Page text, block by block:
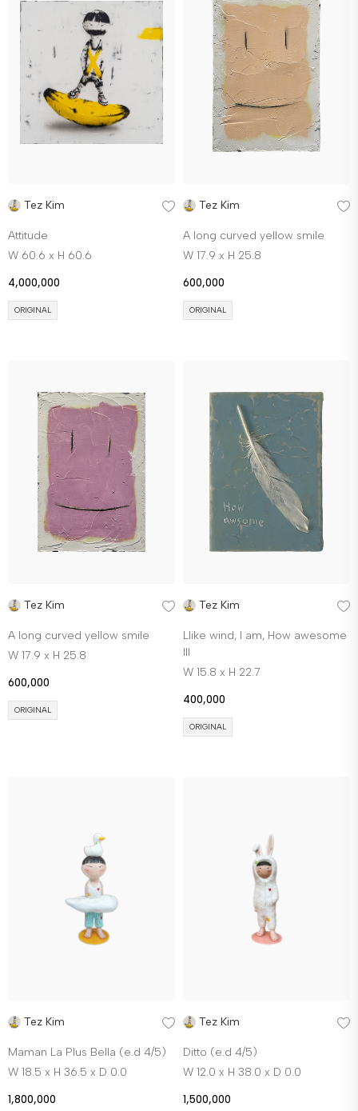
Tez Kim
Attitude
W 60.6 x H 60.6
4,000,000
ORIGINAL
Tez Kim
A long curved yellow smile
W 17.9 x H 25.8
600,000
ORIGINAL
Tez Kim
A long curved yellow smile
W 17.9 x H 25.8
600,000
ORIGINAL
Tez Kim
Llike wind, I am, How awesome
lll
W 15.8 x H 22.7
400,000
ORIGINAL
Tez Kim
Maman La Plus Bella (e.d 4/5)
W 18.5 x H 36.5 x D 0.0
1,800,000
Tez Kim
Ditto (e.d 4/5)
W 12.0 x H 38.0 x D 0.0
1,500,000